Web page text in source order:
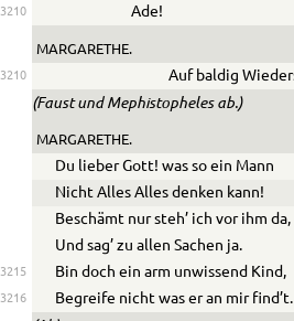
3210 Ade!
MARGARETHE.
3210 Auf baldig
(Faust und Mephistopheles ab.)
MARGARETHE.
Du lieber Gott! was so ein Mann
Nicht Alles Alles denken kann!
Beschämt nur steh’ ich vor ihm da,
Und sag’ zu allen Sachen ja.
3215 Bin doch ein arm unwissend Kind,
3216 Begreife nicht was er an mir find’t.